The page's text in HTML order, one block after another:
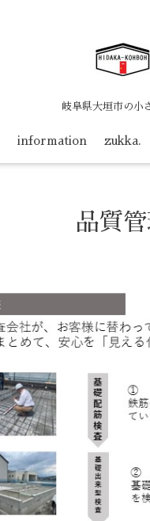
岐阜県大垣市の小
information zukka.
品質